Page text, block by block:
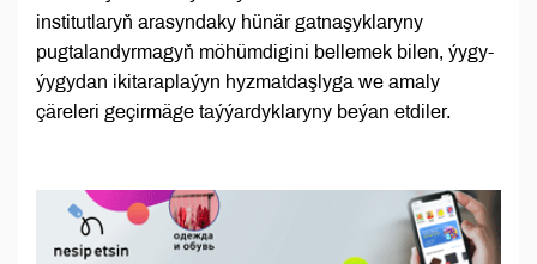
institutlaryň arasyndaky hünär gatnaşyklaryny
pugtalandyrmagyň möhümdigini bellemek bilen, ýygy-
ýygydan ikitaraplaýyn hyzmatdaşlyga we amaly
çäreleri geçirmäge taýýardyklaryny beýan etdiler.